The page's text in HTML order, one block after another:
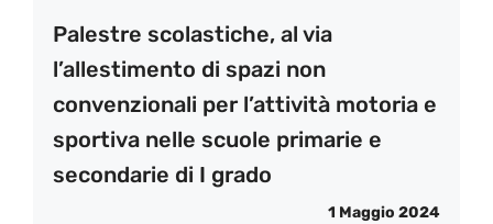
Palestre scolastiche, al via
l’allestimento di spazi non
convenzionali per l’attività motoria e
sportiva nelle scuole primarie e
secondarie di I grado
1 Maggio 2024